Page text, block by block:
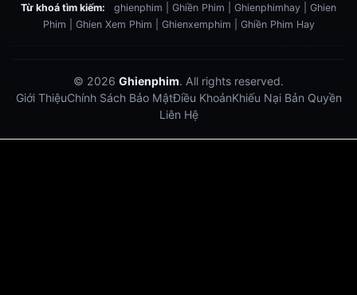
Từ khoá tìm kiếm:
ghienphim | Ghiền Phim | Ghienphimhay | Ghien
Phim | Ghien Xem Phim | Ghienxemphim | Ghiền Phim Hay
© 2026 Ghienphim. All rights reserved.
Giới ThiệuChính Sách Bảo MậtĐiều KhoảnKhiếu Nại Bản Quyền
Liên Hệ